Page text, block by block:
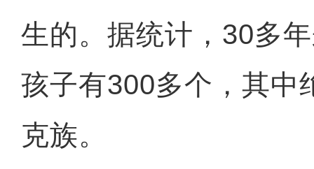
生的。据统计，30多
孩子有300多个，其中
克族。